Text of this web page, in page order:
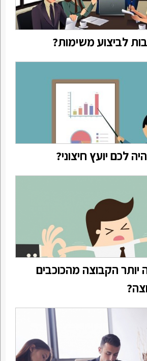
לביצוע משימות?
לכם יועץ חיצוני?
הקבוצה מהכוכבים